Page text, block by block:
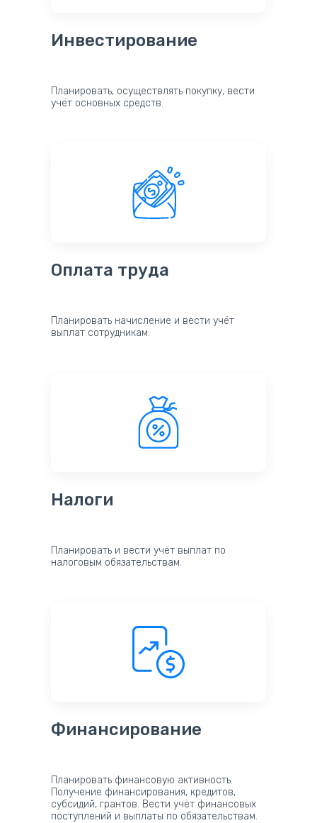
Инвестирование
Планировать, осуществлять покупку, вести
учёт основных средств.
Оплата труда
Планировать начисление и вести учёт
выплат сотрудникам.
Налоги
Планировать и вести учёт выплат по
налоговым обязательствам.
Финансирование
Планировать финансовую активность.
Получение финансирования, кредитов,
субсидий, грантов. Вести учёт финансовых
поступлений и выплаты по обязательствам.